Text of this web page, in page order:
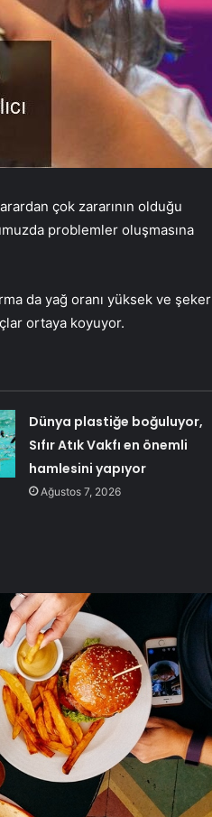
çok zararının olduğu
problemler oluşmasına
da yağ oranı yüksek ve şeker
ortaya koyuyor.
Dünya plastiğe boğuluyor,
Sıfır Atık Vakfı en önemli
hamlesini yapıyor
Ağustos 7, 2026